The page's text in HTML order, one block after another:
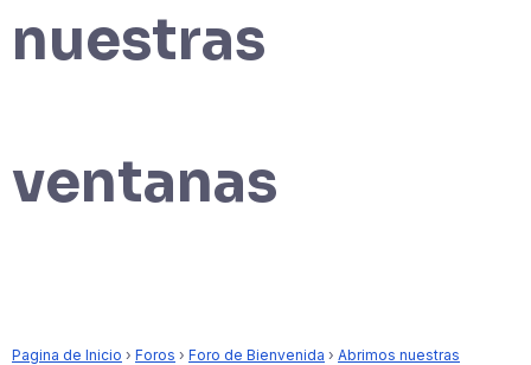
nuestras
ventanas
Pagina de Inicio › Foros › Foro de Bienvenida › Abrimos nuestras